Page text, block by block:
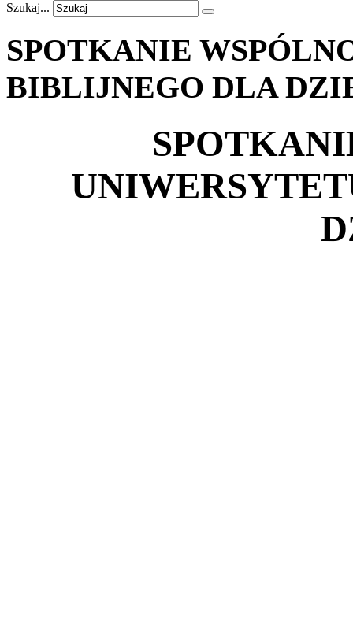
Szukaj...
SPOTKANIE
BIBLIJNEGO DLA